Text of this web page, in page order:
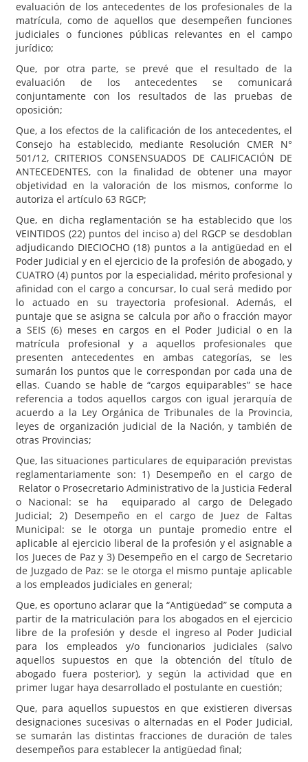
evaluación de los antecedentes de los profesionales de la
matrícula, como de aquellos que desempeñen funciones
judiciales o funciones públicas relevantes en el campo
jurídico;
Que, por otra parte, se prevé que el resultado de la
evaluación de los antecedentes se comunicará
conjuntamente con los resultados de las pruebas de
oposición;
Que, a los efectos de la calificación de los antecedentes, el
Consejo ha establecido, mediante Resolución CMER N°
501/12, CRITERIOS CONSENSUADOS DE CALIFICACIÓN DE
ANTECEDENTES, con la finalidad de obtener una mayor
objetividad en la valoración de los mismos, conforme lo
autoriza el artículo 63 RGCP;
Que, en dicha reglamentación se ha establecido que los
VEINTIDOS (22) puntos del inciso a) del RGCP se desdoblan
adjudicando DIECIOCHO (18) puntos a la antigüedad en el
Poder Judicial y en el ejercicio de la profesión de abogado, y
CUATRO (4) puntos por la especialidad, mérito profesional y
afinidad con el cargo a concursar, lo cual será medido por
lo actuado en su trayectoria profesional. Además, el
puntaje que se asigna se calcula por año o fracción mayor
a SEIS (6) meses en cargos en el Poder Judicial o en la
matrícula profesional y a aquellos profesionales que
presenten antecedentes en ambas categorías, se les
sumarán los puntos que le correspondan por cada una de
ellas. Cuando se hable de “cargos equiparables” se hace
referencia a todos aquellos cargos con igual jerarquía de
acuerdo a la Ley Orgánica de Tribunales de la Provincia,
leyes de organización judicial de la Nación, y también de
otras Provincias;
Que, las situaciones particulares de equiparación previstas
reglamentariamente son: 1) Desempeño en el cargo de
Relator o Prosecretario Administrativo de la Justicia Federal
o Nacional: se ha equiparado al cargo de Delegado
Judicial; 2) Desempeño en el cargo de Juez de Faltas
Municipal: se le otorga un puntaje promedio entre el
aplicable al ejercicio liberal de la profesión y el asignable a
los Jueces de Paz y 3) Desempeño en el cargo de Secretario
de Juzgado de Paz: se le otorga el mismo puntaje aplicable
a los empleados judiciales en general;
Que, es oportuno aclarar que la “Antigüedad” se computa a
partir de la matriculación para los abogados en el ejercicio
libre de la profesión y desde el ingreso al Poder Judicial
para los empleados y/o funcionarios judiciales (salvo
aquellos supuestos en que la obtención del título de
abogado fuera posterior), y según la actividad que en
primer lugar haya desarrollado el postulante en cuestión;
Que, para aquellos supuestos en que existieren diversas
designaciones sucesivas o alternadas en el Poder Judicial,
se sumarán las distintas fracciones de duración de tales
desempeños para establecer la antigüedad final;